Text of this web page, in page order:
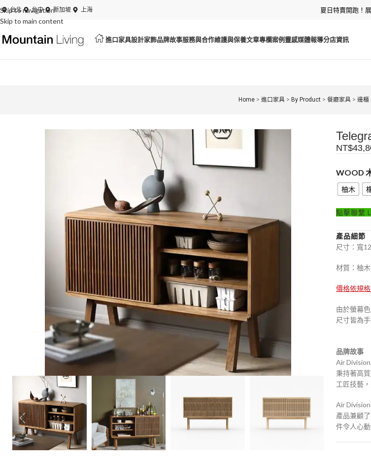
Skip to navigation
Skip to main content
台北 台中 新加坡 上海
夏日特賣開跑！展品、絕版品最低 6 折起 夏日特賣開跑！展品
進口家具設計家飾品牌故事服務與合作維護與保養文章專欄案例靈感媒體報導分店資訊
Home >進口家具 > By Product >餐廳家具 >邊櫃
NT$
WOOD
柚木
點擊聯繫
產品細節
尺寸：寬
材質：柚
價格依規
由於螢幕
尺寸皆為
品牌故事
Air
秉持著高
工匠技藝
Air
產品兼顧
件令人心